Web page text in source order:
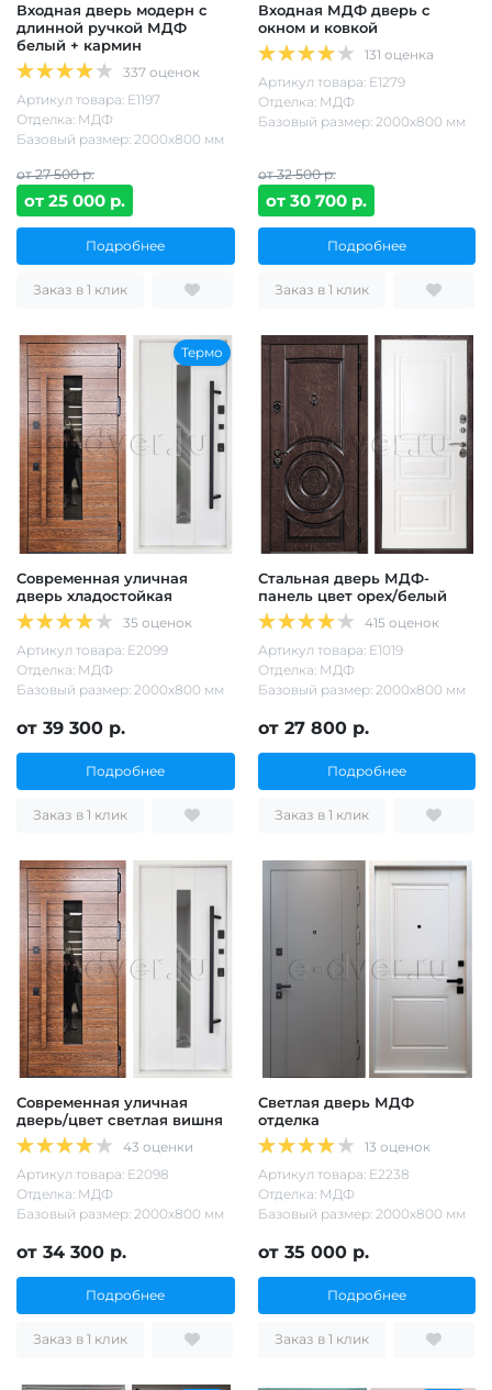
Входная дверь модерн с
длинной ручкой МДФ
белый + кармин
337 оценок
Артикул товара: Е1197
Отделка: МДФ
Базовый размер: 2000х800 мм
от 27 500 р.
от 25 000 р.
Подробнее
Заказ в 1 клик
Входная МДФ дверь с
окном и ковкой
131 оценка
Артикул товара: Е1279
Отделка: МДФ
Базовый размер: 2000х800 мм
от 32 500 р.
от 30 700 р.
Подробнее
Заказ в 1 клик
Термо
Современная уличная
дверь хладостойкая
35 оценок
Артикул товара: Е2099
Отделка: МДФ
Базовый размер: 2000х800 мм
от 39 300 р.
Подробнее
Заказ в 1 клик
Стальная дверь МДФ-
панель цвет орех/белый
415 оценок
Артикул товара: Е1019
Отделка: МДФ
Базовый размер: 2000х800 мм
от 27 800 р.
Подробнее
Заказ в 1 клик
Современная уличная
дверь/цвет светлая вишня
43 оценки
Артикул товара: Е2098
Отделка: МДФ
Базовый размер: 2000х800 мм
от 34 300 р.
Подробнее
Заказ в 1 клик
Светлая дверь МДФ
отделка
13 оценок
Артикул товара: Е2238
Отделка: МДФ
Базовый размер: 2000х800 мм
от 35 000 р.
Подробнее
Заказ в 1 клик